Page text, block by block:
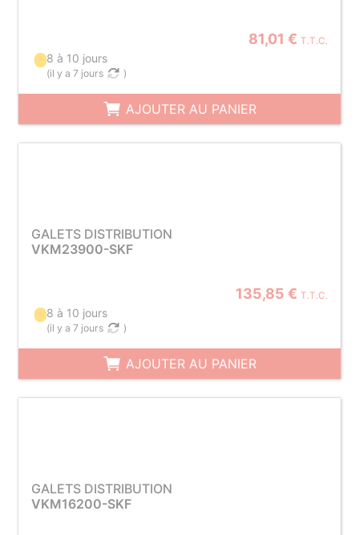
81,01 € T.T.C.
8 à 10 jours
(il y a 7 jours )
AJOUTER AU PANIER
GALETS DISTRIBUTION
VKM23900-SKF
135,85 € T.T.C.
8 à 10 jours
(il y a 7 jours )
AJOUTER AU PANIER
GALETS DISTRIBUTION
VKM16200-SKF